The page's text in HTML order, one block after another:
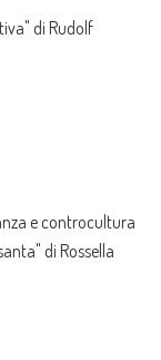
di Rudolf
e controcultura
di Rossella